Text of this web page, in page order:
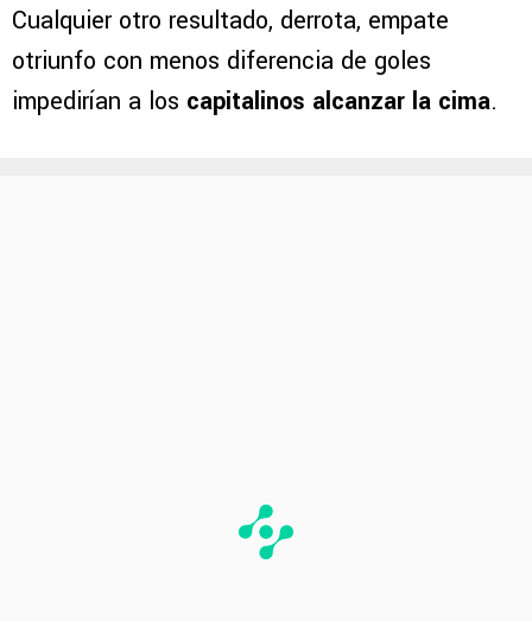
Cualquier otro resultado, derrota, empate
otriunfo con menos diferencia de goles
impedirían a los capitalinos alcanzar la cima.